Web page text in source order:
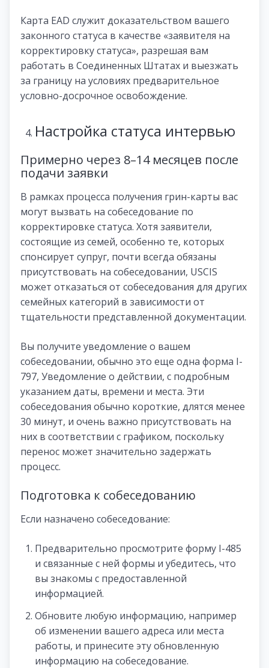
Карта EAD служит доказательством вашего
законного статуса в качестве «заявителя на
корректировку статуса», разрешая вам
работать в Соединенных Штатах и ​​​​выезжать
за границу на условиях предварительное
условно-досрочное освобождение.
Настройка статуса интервью
Примерно через 8–14 месяцев после
подачи заявки
В рамках процесса получения грин-карты вас
могут вызвать на собеседование по
корректировке статуса. Хотя заявители,
состоящие из семей, особенно те, которых
спонсирует супруг, почти всегда обязаны
присутствовать на собеседовании, USCIS
может отказаться от собеседования для других
семейных категорий в зависимости от
тщательности представленной документации.
Вы получите уведомление о вашем
собеседовании, обычно это еще одна форма I-
797, Уведомление о действии, с подробным
указанием даты, времени и места. Эти
собеседования обычно короткие, длятся менее
30 минут, и очень важно присутствовать на
них в соответствии с графиком, поскольку
перенос может значительно задержать
процесс.
Подготовка к собеседованию
Если назначено собеседование:
Предварительно просмотрите форму I-485
и связанные с ней формы и убедитесь, что
вы знакомы с предоставленной
информацией.
Обновите любую информацию, например
об изменении вашего адреса или места
работы, и принесите эту обновленную
информацию на собеседование.